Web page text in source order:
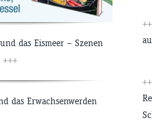
das Eismeer – Szenen
+++
das Erwachsenwerden